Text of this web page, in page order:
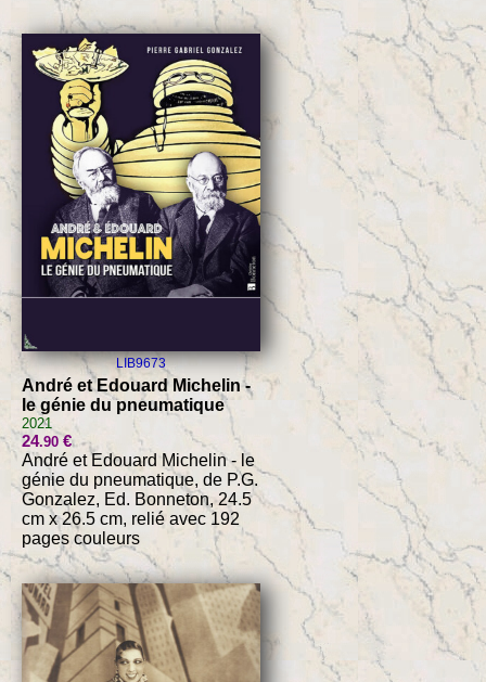
LIB9673
André et Edouard Michelin -
le génie du pneumatique
2021
24.90€
André et Edouard Michelin - le
génie du pneumatique, de P.G.
Gonzalez, Ed. Bonneton, 24.5
cm x 26.5 cm, relié avec 192
pages couleurs